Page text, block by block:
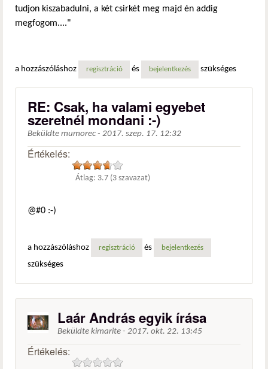
tudjon kiszabadulni, a két csirkét meg majd én addig
megfogom...."
a hozzászóláshoz regisztráció és bejelentkezés szükséges
RE: Csak, ha valami egyebet
szeretnél mondani :-)
Beküldte mumorec - 2017. szep. 17. 12:32
Értékelés:
Átlag: 3.7 (3 szavazat)
@#0 :-)
a hozzászóláshoz regisztráció és bejelentkezés
szükséges
Laár András egyik írása
Beküldte kimarite - 2017. okt. 22. 13:45
Értékelés: